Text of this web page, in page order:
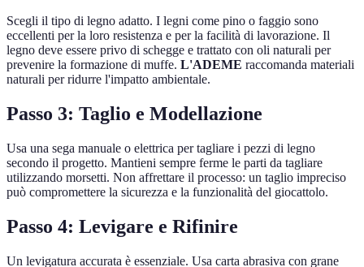
Scegli il tipo di legno adatto. I legni come pino o faggio sono
eccellenti per la loro resistenza e per la facilità di lavorazione. Il
legno deve essere privo di schegge e trattato con oli naturali per
prevenire la formazione di muffe. L'ADEME raccomanda materiali
naturali per ridurre l'impatto ambientale.
Passo 3: Taglio e Modellazione
Usa una sega manuale o elettrica per tagliare i pezzi di legno
secondo il progetto. Mantieni sempre ferme le parti da tagliare
utilizzando morsetti. Non affrettare il processo: un taglio impreciso
può compromettere la sicurezza e la funzionalità del giocattolo.
Passo 4: Levigare e Rifinire
Un levigatura accurata è essenziale. Usa carta abrasiva con grane